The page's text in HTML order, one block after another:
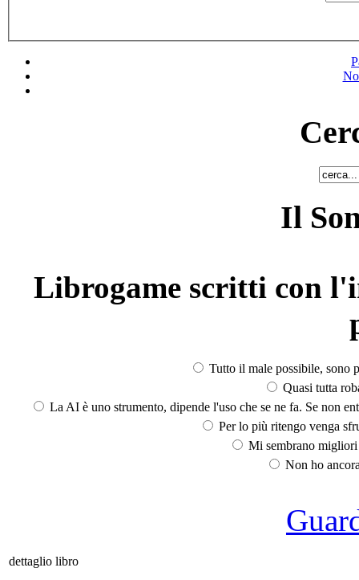
Il
Librogame scritti con
Tutto il male possibile, sono
Quasi tutta
La AI è uno strumento, dipende l'uso che se ne fa. Se non
Per lo più ritengo venga
Mi sembrano
Non ho
dettaglio libro